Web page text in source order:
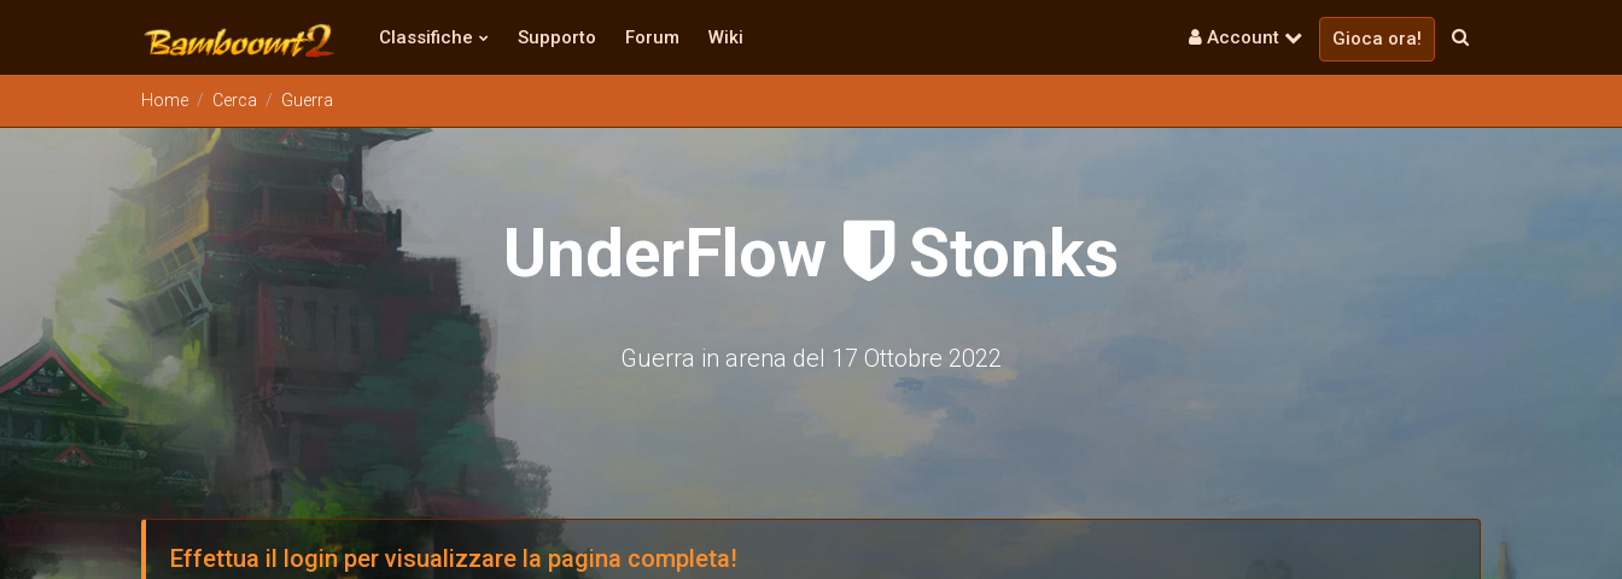
Classifiche Supporto Forum Wiki Account Gioca ora!
Home Cerca Guerra
UnderFlow Stonks
Guerra in arena del 17 Ottobre 2022
Effettua il login per visualizzare la pagina completa!